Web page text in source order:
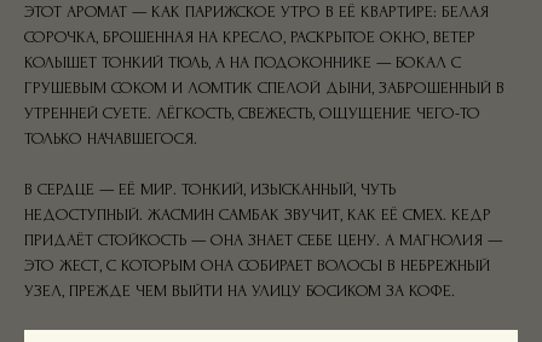
ЭТОТ АРОМАТ — КАК ПАРИЖСКОЕ УТРО В ЕЁ КВАРТИРЕ: БЕЛАЯ
СОРОЧКА, БРОШЕННАЯ НА КРЕСЛО, РАСКРЫТОЕ ОКНО, ВЕТЕР
КОЛЫШЕТ ТОНКИЙ ТЮЛЬ, А НА ПОДОКОННИКЕ — БОКАЛ С
ГРУШЕВЫМ СОКОМ И ЛОМТИК СПЕЛОЙ ДЫНИ, ЗАБРОШЕННЫЙ В
УТРЕННЕЙ СУЕТЕ. ЛЁГКОСТЬ, СВЕЖЕСТЬ, ОЩУЩЕНИЕ ЧЕГО-ТО
ТОЛЬКО НАЧАВШЕГОСЯ.
В СЕРДЦЕ — ЕЁ МИР. ТОНКИЙ, ИЗЫСКАННЫЙ, ЧУТЬ
НЕДОСТУПНЫЙ. ЖАСМИН САМБАК ЗВУЧИТ, КАК ЕЁ СМЕХ. КЕДР
ПРИДАЁТ СТОЙКОСТЬ — ОНА ЗНАЕТ СЕБЕ ЦЕНУ. А МАГНОЛИЯ —
ЭТО ЖЕСТ, С КОТОРЫМ ОНА СОБИРАЕТ ВОЛОСЫ В НЕБРЕЖНЫЙ
УЗЕЛ, ПРЕЖДЕ ЧЕМ ВЫЙТИ НА УЛИЦУ БОСИКОМ ЗА КОФЕ.